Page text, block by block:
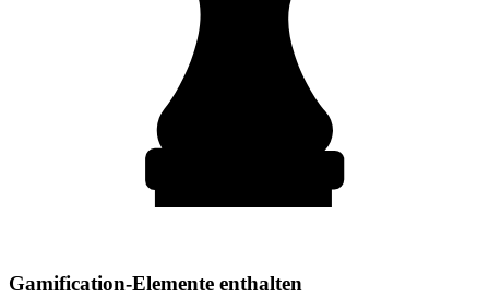
Gamification-Elemente enthalten